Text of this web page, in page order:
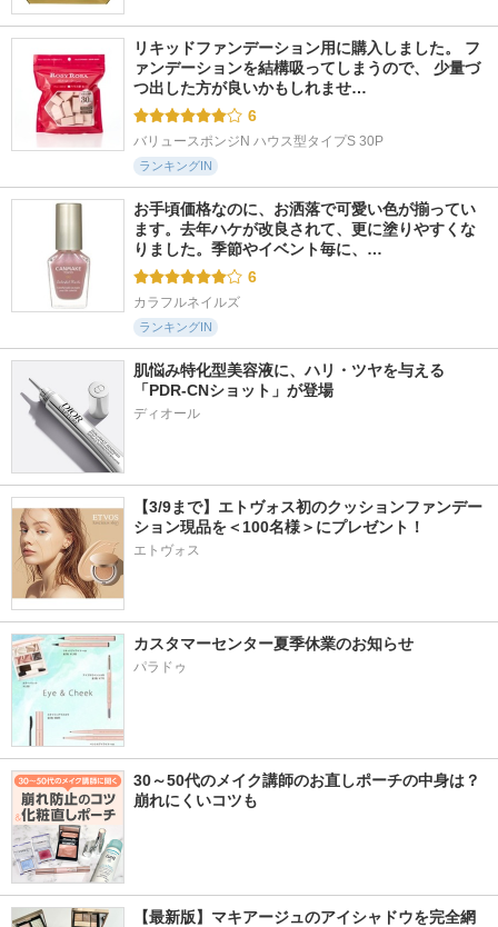
リキッドファンデーション用に購入しました。 フ
ァンデーションを結構吸ってしまうので、 少量づ
つ出した方が良いかもしれませ…
6
バリュースポンジN ハウス型タイプS 30P
ランキングIN
お手頃価格なのに、お洒落で可愛い色が揃ってい
ます。去年ハケが改良されて、更に塗りやすくな
りました。季節やイベント毎に、…
6
カラフルネイルズ
ランキングIN
肌悩み特化型美容液に、ハリ・ツヤを与える
「PDR-CNショット」が登場
【3/9まで】エトヴォス初のクッションファンデー
ション現品を＜100名様＞にプレゼント！
エトヴォス
カスタマーセンター夏季休業のお知らせ
パラドゥ
30～50代のメイク講師のお直しポーチの中身は？
崩れにくいコツも
【最新版】マキアージュのアイシャドウを完全網